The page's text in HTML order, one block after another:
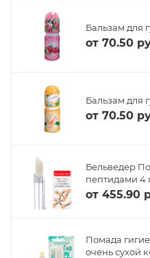
Бальзам для
от 70.50
Бальзам для
от 70.50
Бельведер
пептидами 4
от 455.90
Помада
очень сухой